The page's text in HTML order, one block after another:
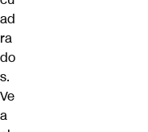
ad
ra
do
s.
Ve
a